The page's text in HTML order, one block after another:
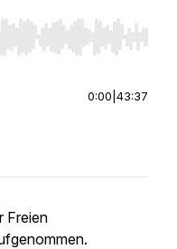
Home/End to jump to
0:00 43:37
Freien